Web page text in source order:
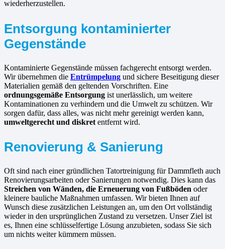
wiederherzustellen.
Entsorgung kontaminierter
Gegenstände
Kontaminierte Gegenstände müssen fachgerecht entsorgt werden.
Wir übernehmen die Entrümpelung und sichere Beseitigung dieser
Materialien gemäß den geltenden Vorschriften. Eine
ordnungsgemäße Entsorgung ist unerlässlich, um weitere
Kontaminationen zu verhindern und die Umwelt zu schützen. Wir
sorgen dafür, dass alles, was nicht mehr gereinigt werden kann,
umweltgerecht und diskret entfernt wird.
Renovierung & Sanierung
Oft sind nach einer gründlichen Tatortreinigung für Dammfleth auch
Renovierungsarbeiten oder Sanierungen notwendig. Dies kann das
Streichen von Wänden, die Erneuerung von Fußböden oder
kleinere bauliche Maßnahmen umfassen. Wir bieten Ihnen auf
Wunsch diese zusätzlichen Leistungen an, um den Ort vollständig
wieder in den ursprünglichen Zustand zu versetzen. Unser Ziel ist
es, Ihnen eine schlüsselfertige Lösung anzubieten, sodass Sie sich
um nichts weiter kümmern müssen.